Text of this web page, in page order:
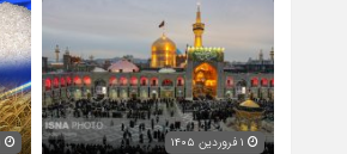
۱ فروردین ۱۴۰۵